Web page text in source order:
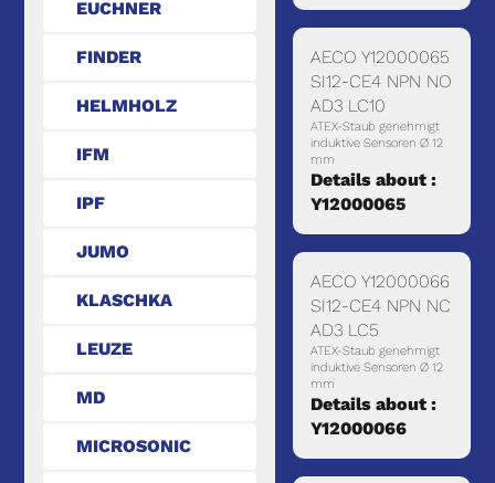
EUCHNER
FINDER
HELMHOLZ
IFM
IPF
JUMO
KLASCHKA
LEUZE
MD
MICROSONIC
AECO Y12000065
SI12-CE4 NPN NO
AD3 LC10
ATEX-Staub genehmigt
induktive Sensoren Ø 12
mm
Details about :
Y12000065
AECO Y12000066
SI12-CE4 NPN NC
AD3 LC5
ATEX-Staub genehmigt
induktive Sensoren Ø 12
mm
Details about :
Y12000066